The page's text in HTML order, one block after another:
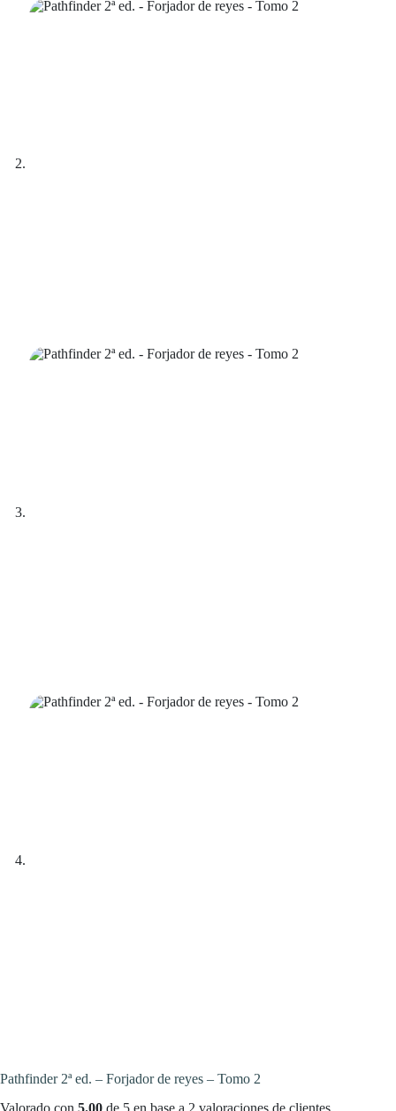
Pathfinder 2ª ed. – Forjador de reyes – Tomo 2
Valorado con 5.00 de 5 en base a 2 valoraciones de clientes